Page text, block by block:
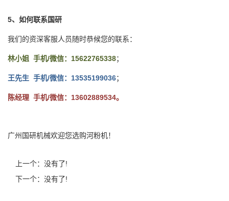
5、如何联系国研
我们的资深客服人员随时恭候您的联系：
林小姐 手机/微信：15622765338；
王先生 手机/微信：13535199036；
陈经理 手机/微信：13602889534。
广州国研机械欢迎您选购河粉机！
上一个：没有了!
下一个：没有了!